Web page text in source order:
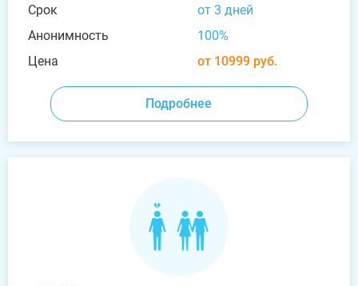
Срок
от 3 дней
Анонимность
100%
Цена
от 10999 руб.
Подробнее